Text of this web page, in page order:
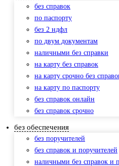
без справок
по паспорту
без 2 ндфл
по двум документам
наличными без справки
на карту без справок
на карту срочно без
на карту по паспорту
без справок онлайн
без справок срочно
без обеспечения
без поручителей
без справок и поручителей
наличными без справок и